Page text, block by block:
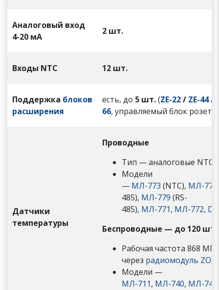
Аналоговый вход
4-20 мА
2 шт.
Входы NTC 12 шт.
Поддержка блоков
расширения
есть, до 5 шт.(ZE-22/ ZE-44/
66, управляемый блок
Датчики
температуры
Проводные
Тип — аналоговые NTC,
Модели
— МЛ-773 (NTC), МЛ-774
485), МЛ-779 (RS-
485), МЛ-771, МЛ-772,
Беспроводные — до 120 шт.
Рабочая частота 868
через радиомодуль
Модели —
МЛ-711, МЛ-740, МЛ-745